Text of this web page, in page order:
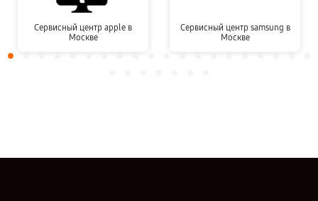
Сервисный центр apple в
Москве
Сервисный центр samsung в
Москве